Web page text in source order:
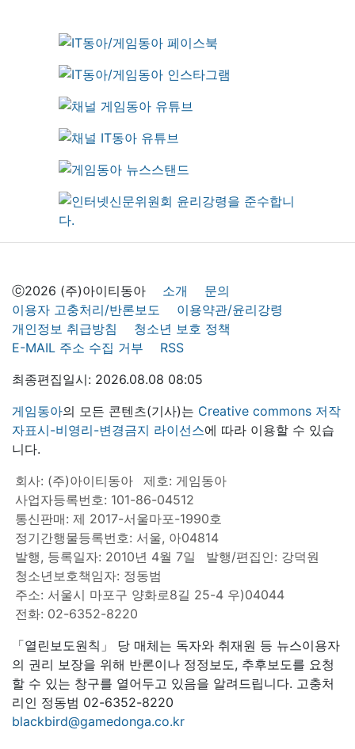
ⓒ2026 (주)아이티동아 소개
문의
이용자 고충처리/반론보도
이용약관/윤리강령
개인정보 취급방침
청소년 보호 정책
E-MAIL 주소 수집 거부
RSS
최종편집일시: 2026.08.08 08:05
게임동아의 모든 콘텐츠(기사)는 Creative commons 저작
자표시-비영리-변경금지 라이선스에 따라 이용할 수 있습
니다.
회사: (주)아이티동아
제호: 게임동아
사업자등록번호: 101-86-04512
통신판매: 제 2017-서울마포-1990호
정기간행물등록번호: 서울, 아04814
발행, 등록일자: 2010년 4월 7일
발행/편집인: 강덕원
청소년보호책임자: 정동범
주소: 서울시 마포구 양화로8길 25-4 우)04044
전화: 02-6352-8220
「열린보도원칙」 당 매체는 독자와 취재원 등 뉴스이용자
의 권리 보장을 위해 반론이나 정정보도, 추후보도를 요청
할 수 있는 창구를 열어두고 있음을 알려드립니다. 고충처
리인 정동범 02-6352-8220
blackbird@gamedonga.co.kr